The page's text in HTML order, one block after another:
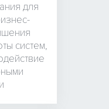
для
систем,